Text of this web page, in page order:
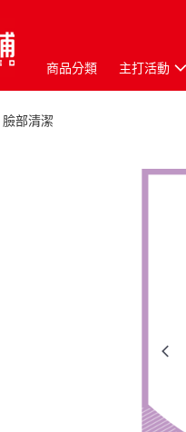
商品分類 主打活動
臉部清潔